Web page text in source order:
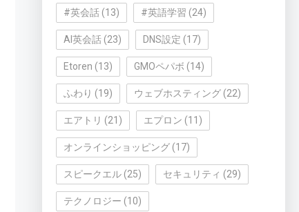
#英会話(13) #英語学習 (24)
AI英会話(23) DNS設定 (17)
Etoren (13) GMOペパボ (14)
ふわり (19) ウェブホスティング(22)
エアトリ (21) エプロン (11)
オンラインショッピング(17)
スピークエル(25) セキュリティ (29)
テクノロジー (10)